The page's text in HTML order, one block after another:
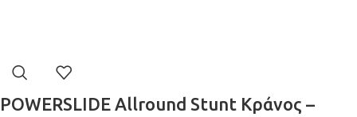
POWERSLIDE Allround Stunt Κράνος –